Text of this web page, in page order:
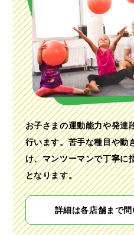
お子さまの運動能力や発達
行います。苦手な種目や動
け、マンツーマンで丁寧に
となります。
詳細は各店舗まで問